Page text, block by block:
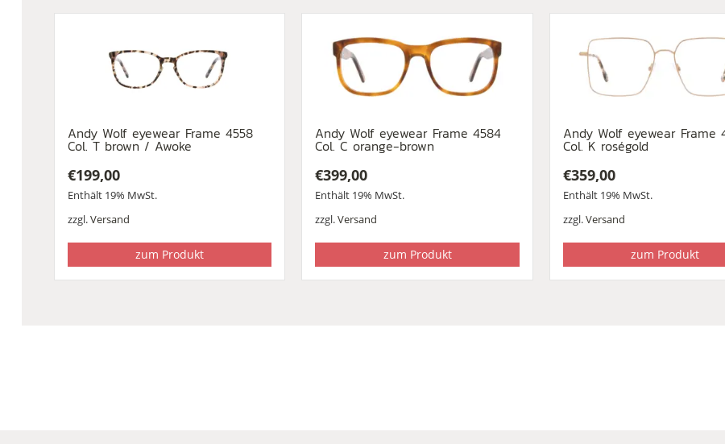
Andy Wolf eyewear Frame 4558
Col. T brown / Awoke
€199,00
Enthält 19% MwSt.
zzgl.Versand
zum Produkt
Andy Wolf eyewear Frame 4584
Col. C orange-brown
€399,00
Enthält 19% MwSt.
zzgl.Versand
zum Produkt
Andy Wolf eyewear Frame
Col. K roségold
€359,00
Enthält 19% MwSt.
zzgl.Versand
zum Produkt